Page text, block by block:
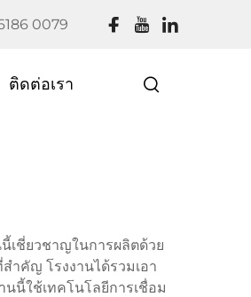
0079
ติดต่อเรา
เชี่ยวชาญในการผลิตด้วย
คัญ โรงงานได้รวมเอา
นี้ใช้เทคโนโลยีการเชื่อม